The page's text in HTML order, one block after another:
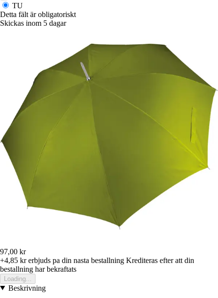
TU
Detta fält är obligatoriskt
Skickas inom 5 dagar
97,00 kr
+4,85 krerbjuds pa din nasta bestallning Krediteras efter att din
bestallning har bekraftats
Loading...
Beskrivning